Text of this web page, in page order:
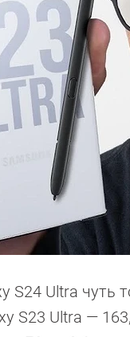
S24 Ultra чуть
S23 Ultra —